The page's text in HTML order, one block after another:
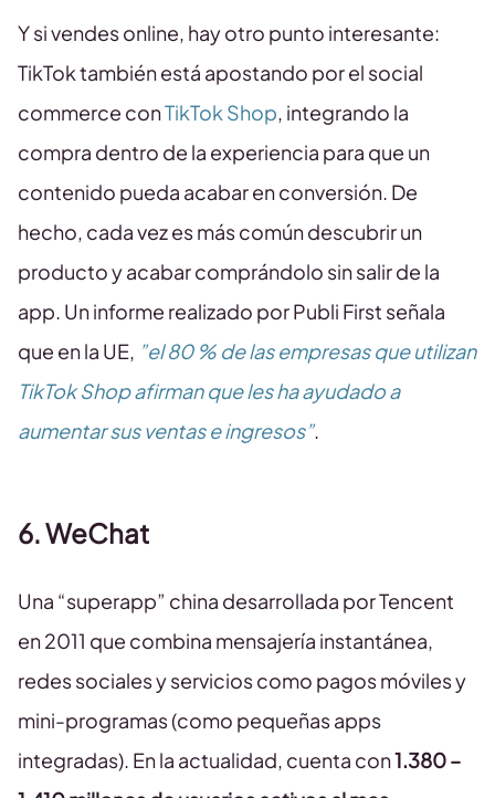
Y si vendes online, hay otro punto interesante:
TikTok también está apostando por el social
commerce conTikTok Shop, integrando la
compra dentro de la experiencia para que un
contenido pueda acabar en conversión. De
hecho, cada vez es más común descubrir un
producto y acabar comprándolo sin salir de la
app. Un informe realizado por Publi First señala
que en la UE, ”el 80 % de las empresas que utilizan
TikTok Shop afirman que les ha ayudado a
aumentar sus ventas e ingresos”.
6. WeChat
Una “superapp” china desarrollada por Tencent
en 2011 que combina mensajería instantánea,
redes sociales y servicios como pagos móviles y
mini-programas (como pequeñas apps
integradas). En la actualidad, cuenta con1.380 –